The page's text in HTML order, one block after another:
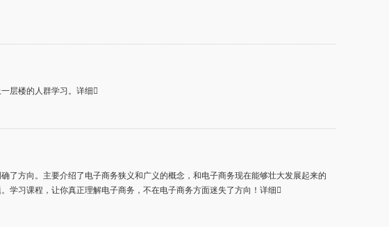
层楼的人群学习。详细
了方向。主要介绍了电子商务狭义和广义的概念，和电子商务现在能够壮大发展起来的
学习课程，让你真正理解电子商务，不在电子商务方面迷失了方向！详细